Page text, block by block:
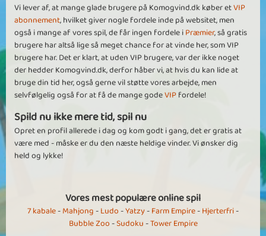
Vi lever af, at mange glade brugere på Komogvind.dk køber etVIP
abonnement, hvilket giver nogle fordele inde på websitet, men
også i mange af vores spil, de får ingen fordele iPræmier, så gratis
brugere har altså lige så meget chance for at vinde her, som VIP
brugere har. Det er klart, at uden VIP brugere, var der ikke noget
der hedder Komogvind.dk, derfor håber vi, at hvis du kan lide at
bruge din tid her, også gerne vil støtte vores arbejde, men
selvfølgelig også for at få de mange godeVIPfordele!
Spild nu ikke mere tid, spil nu
Opret en profil allerede i dag og kom godt i gang, det er gratis at
være med - måske er du den næste heldige vinder. Vi ønsker dig
held og lykke!
Vores mest populære online spil
7 kabale-Mahjong-Ludo-Yatzy-Farm Empire-Hjerterfri-
Bubble Zoo-Sudoku-Tower Empire